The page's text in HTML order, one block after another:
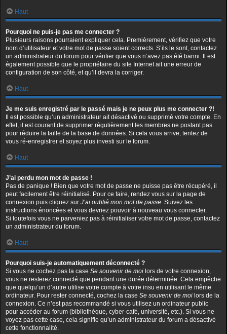
Haut
Pourquoi ne puis-je pas me connecter ?
Plusieurs raisons pourraient expliquer cela. Premièrement, vérifiez que votre
nom d’utilisateur et votre mot de passe soient corrects. S’ils le sont, contactez
un administrateur du forum pour vérifier que vous n’avez pas été banni. Il est
également possible que le propriétaire du site Internet ait une erreur de
configuration de son côté, et qu’il devra la corriger.
Haut
Je me suis enregistré par le passé mais je ne peux plus me connecter ?!
Il est possible qu’un administrateur ait désactivé ou supprimé votre compte. En
effet, il est courant de supprimer régulièrement les membres ne postant pas
pour réduire la taille de la base de données. Si cela vous arrive, tentez de
vous ré-enregistrer et soyez plus investi sur le forum.
Haut
J’ai perdu mon mot de passe !
Pas de panique ! Bien que votre mot de passe ne puisse pas être récupéré, il
peut facilement être réinitialisé. Pour ce faire, rendez vous sur la page de
connexion puis cliquez sur J’ai oublié mon mot de passe. Suivez les
instructions énoncées et vous devriez pouvoir à nouveau vous connecter.
Si toutefois vous ne parveniez pas à réinitialiser votre mot de passe, contactez
un administrateur du forum.
Haut
Pourquoi suis-je automatiquement déconnecté ?
Si vous ne cochez pas la case Se souvenir de moi lors de votre connexion,
vous ne resterez connecté que pendant une durée déterminée. Cela empêche
que quelqu’un d’autre utilise votre compte à votre insu en utilisant le même
ordinateur. Pour rester connecté, cochez la case Se souvenir de moi lors de la
connexion. Ce n’est pas recommandé si vous utilisez un ordinateur public
pour accéder au forum (bibliothèque, cyber-café, université, etc.). Si vous ne
voyez pas cette case, cela signifie qu’un administrateur du forum a désactivé
cette fonctionnalité.